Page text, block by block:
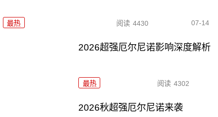
最热 阅读 4430 07-14
2026超强厄尔尼诺影响深度解析
最热 阅读 4302
2026秋超强厄尔尼诺来袭